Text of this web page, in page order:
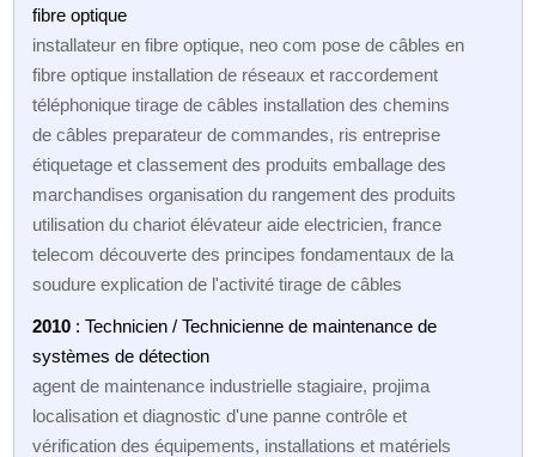
fibre optique
installateur en fibre optique, neo com pose de câbles en
fibre optique installation de réseaux et raccordement
téléphonique tirage de câbles installation des chemins
de câbles preparateur de commandes, ris entreprise
étiquetage et classement des produits emballage des
marchandises organisation du rangement des produits
utilisation du chariot élévateur aide electricien, france
telecom découverte des principes fondamentaux de la
soudure explication de l'activité tirage de câbles
2010 : Technicien / Technicienne de maintenance de
systèmes de détection
agent de maintenance industrielle stagiaire, projima
localisation et diagnostic d'une panne contrôle et
vérification des équipements, installations et matériels